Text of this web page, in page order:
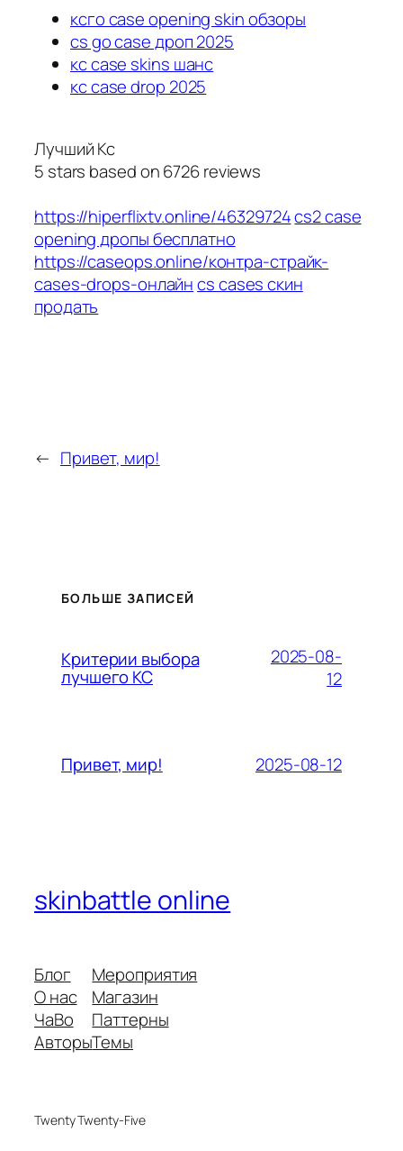
ксго case opening skin обзоры
cs go case дроп 2025
кс case skins шанс
кс case drop 2025
Лучший Кс
5 stars based on6726reviews
https://hiperflixtv.online/46329724cs2 case
opening дропы бесплатно
https://caseops.online/контра-страйк-
cases-drops-онлайнcs cases скин
продать
← Привет, мир!
БОЛЬШЕ ЗАПИСЕЙ
Критерии выбора
лучшего КС
2025-08-
12
Привет, мир! 2025-08-12
skinbattle online
Блог
О нас
ЧаВо
Авторы
Мероприятия
Магазин
Паттерны
Темы
Twenty Twenty-Five